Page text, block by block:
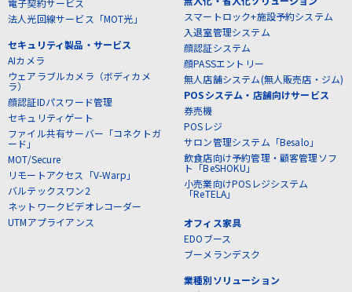
電子契約サービス
法人光回線サービス「MOT光」
セキュリティ製品・サービス
AIカメラ
ウェアラブルカメラ（ボディカメ
ラ）
顔認証IDパスワード管理
セキュリティゲート
ファイル共有サーバー「コネクトガ
ード」
MOT/Secure
リモートアクセス「V-Warp」
バルテックスワン2
ネットワークビデオレコーダー
UTMアプライアンス
スマートロック+施設予約システム
入退室管理システム
顔認証システム
顔PASSエントリー
無人店舗システム(無人販売店・ジム)
POSシステム・店舗向けサービス
券売機
POSレジ
サロン管理システム「Besalo」
飲食店向け予約管理・顧客管理ソフ
ト「BeSHOKU」
小売業向けPOSレジシステム
「ReTELA」
オフィス家具
EDOブース
ブーメランデスク
業種別ソリューション